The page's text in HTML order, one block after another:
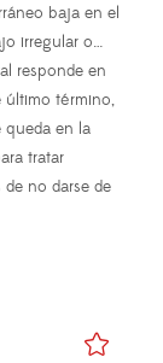
baja en el
irregular o…
responde en
último término,
queda en la
tratar
no darse de